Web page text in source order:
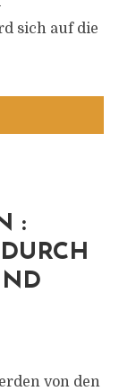
sich auf die
:
von den